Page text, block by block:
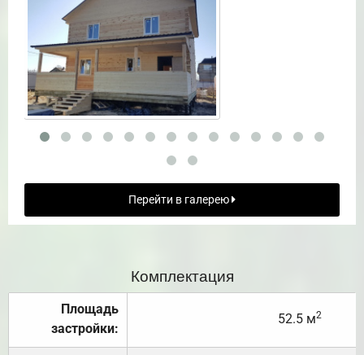
Перейти в галерею
Комплектация
Площадь
застройки:
52.5 м2